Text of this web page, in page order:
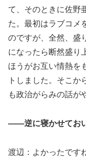
て、そのときに佐野
た。最初はラブコメ
のですが、全然、盛
になったら断然盛り
ほうがお互い情熱を
トしました。そこか
も政治がらみの話が
――逆に寝かせてお
渡辺：よかったです